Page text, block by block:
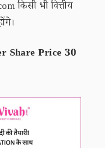
किसी भी वित्तीय
Share Price 30